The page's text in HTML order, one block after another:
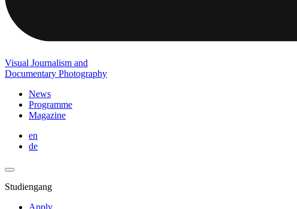
Visual Journalism and
Documentary Photography
News
Programme
Magazine
en
de
Studiengang
Apply